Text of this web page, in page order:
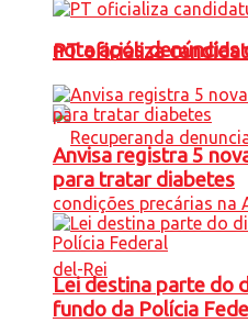
nota após denúncias
PT oficializa
Anvisa registra 5
para tratar diabetes
Lei destina parte do
fundo da Polícia